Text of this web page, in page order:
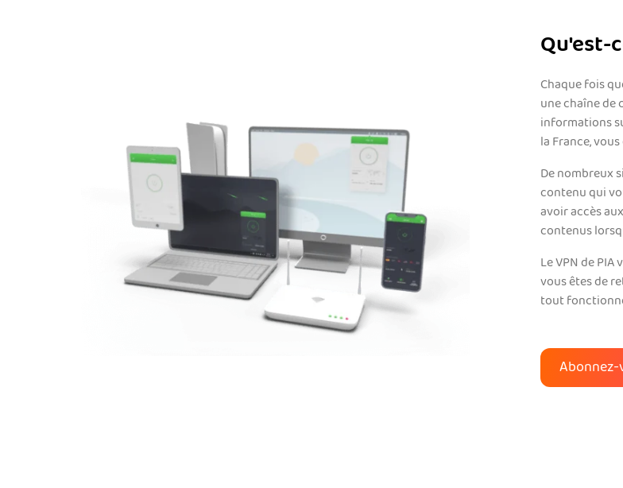
Qu'est-
Chaque fois
une chaîne de
informations
la France,
De nombreux
contenu qui
avoir accès
contenus
Le VPN de
vous êtes de
tout
Abonnez-